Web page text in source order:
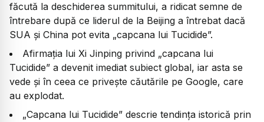
făcută la deschiderea summitului, a ridicat semne de
întrebare după ce liderul de la Beijing a întrebat dacă
SUA și China pot evita „capcana lui Tucidide”.
Afirmația lui Xi Jinping privind „capcana lui
Tucidide” a devenit imediat subiect global, iar asta se
vede și în ceea ce privește căutările pe Google, care
au explodat.
„Capcana lui Tucidide” descrie tendința istorică prin